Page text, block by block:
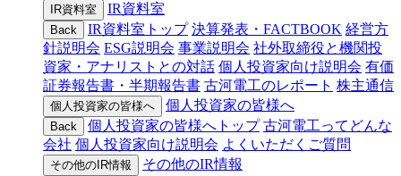
IR資料室 IR資料室
Back IR資料室トップ 決算発表・FACTBOOK 経営方
針説明会 ESG説明会 事業説明会 社外取締役と機関投
資家・アナリストとの対話 個人投資家向け説明会 有価
証券報告書・半期報告書 古河電工のレポート 株主通信
個人投資家の皆様へ 個人投資家の皆様へ
Back 個人投資家の皆様へトップ 古河電工ってどんな
会社 個人投資家向け説明会 よくいただくご質問
その他のIR情報 その他のIR情報